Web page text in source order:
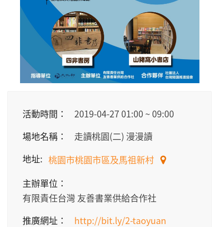
活動時間： 2019-04-2701:00 ~ 09:00
場地名稱：
走讀桃園(二) 漫漫讀
地址: 桃園市桃園市區及馬祖新村
主辦單位：
有限責任台灣 友善書業供給合作社
推廣網址：
http://bit.ly/2-taoyuan